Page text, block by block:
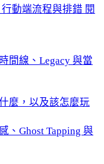
動端流程與排錯 閱
間線、Legacy 與當
麼，以及該怎麼玩
、Ghost Tapping 與